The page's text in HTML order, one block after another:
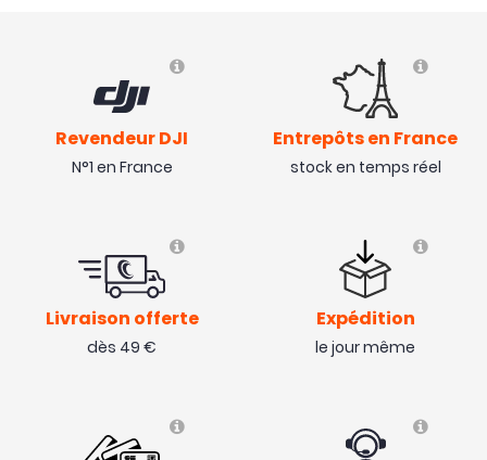
Revendeur DJI
N°1 en France
Entrepôts en France
stock en temps réel
Livraison offerte
dès 49 €
Expédition
le jour même